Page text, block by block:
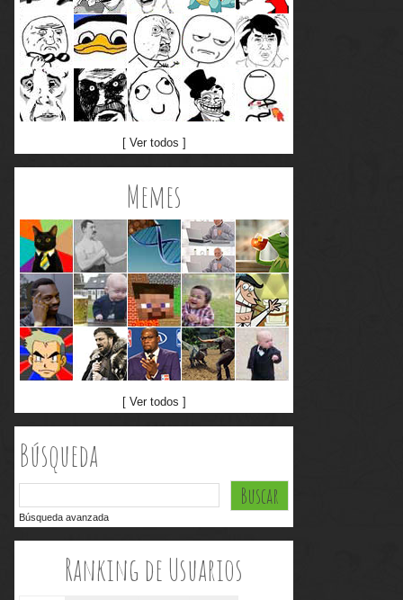
[ Ver todos ]
Memes
[ Ver todos ]
Búsqueda
Búsqueda avanzada
Ranking de Usuarios